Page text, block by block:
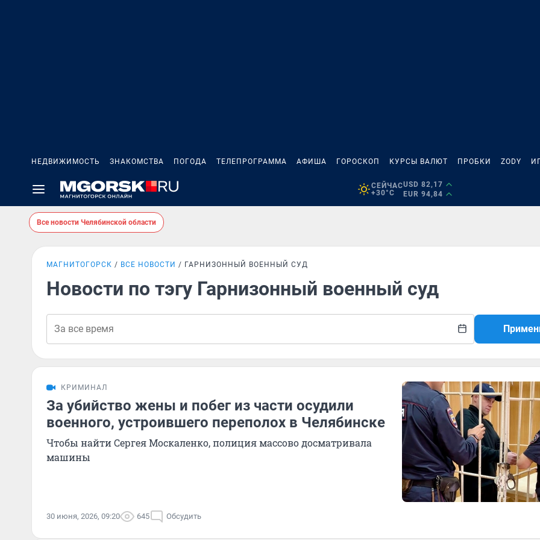
НЕДВИЖИМОСТЬ ЗНАКОМСТВА ПОГОДА ТЕЛЕПРОГРАММА АФИША ГОРОСКОП КУРСЫ ВАЛЮТ ПРОБКИ ZODY
СЕЙЧАС
+30°C
USD 82,17
EUR 94,84
Все новости Челябинской области
МАГНИТОГОРСК ВСЕ НОВОСТИ ГАРНИЗОННЫЙ ВОЕННЫЙ СУД
Новости по тэгу Гарнизонный военный суд
КРИМИНАЛ
За убийство жены и побег из части осудили
военного, устроившего переполох в Челябинске
Чтобы найти Сергея Москаленко, полиция массово досматривала
машины
30 июня, 2026, 09:20 645 Обсудить